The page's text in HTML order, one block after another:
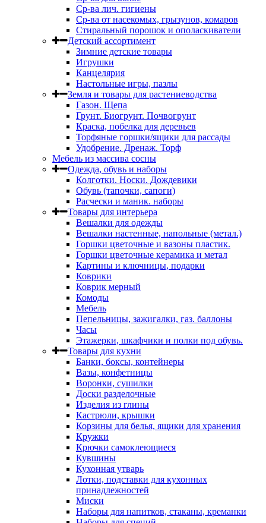
Ср-ва лич. гигиены
Ср-ва от насекомых, грызунов, комаров
Стиральный порошок и ополаскиватели
Детский ассортимент
Зимние детские товары
Игрушки
Канцелярия
Настольные игры, пазлы
Земля и товары для растениеводства
Газон. Щепа
Грунт. Биогрунт. Почвогрунт
Краска, побелка для деревьев
Торфяные горшки/ящики для рассады
Удобрение. Дренаж. Торф
Мебель из массива сосны
Одежда, обувь и наборы
Колготки. Носки. Дождевики
Обувь (тапочки, сапоги)
Расчески и маник. наборы
Товары для интерьера
Вешалки для одежды
Вешалки настенные, напольные (метал.)
Горшки цветочные и вазоны пластик.
Горшки цветочные керамика и метал
Картины и ключницы, подарки
Коврики
Коврик мерный
Комоды
Мебель
Пепельницы, зажигалки, газ. баллоны
Часы
Этажерки, шкафчики и полки под обувь.
Товары для кухни
Банки, боксы, контейнеры
Вазы, конфетницы
Воронки, сушилки
Доски разделочные
Изделия из глины
Кастрюли, крышки
Корзины для белья, ящики для хранения
Кружки
Крючки самоклеющиеся
Кувшины
Кухонная утварь
Лотки, подставки для кухонных
принадлежностей
Миски
Наборы для напитков, стаканы, креманки